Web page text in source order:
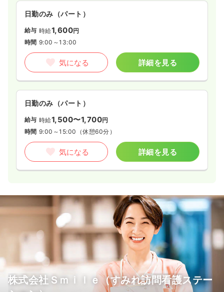
日勤のみ（パート）
給与 時給1,600円
時間 9:00～13:00
気になる 詳細を見る
日勤のみ（パート）
給与 時給1,500〜1,700円
時間 9:00～15:00 （休憩60分）
気になる 詳細を見る
株式会社Ｓｍｉｌｅ（すみれ訪問看護ステー